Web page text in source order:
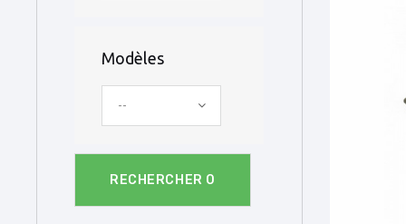
Modèles
--
RECHERCHER 0